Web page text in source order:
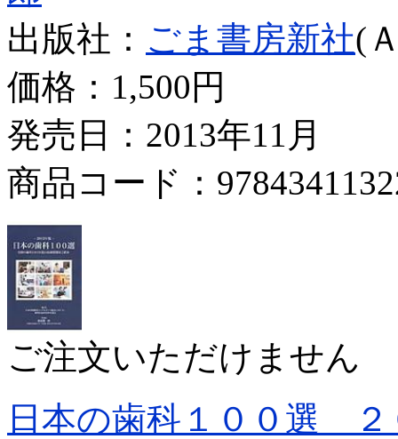
出版社： ごま書房新社(
価格： 1,500円
発売日：2013年11月
商品コード：
ご注文いただけません
日本の歯科１００選 ２